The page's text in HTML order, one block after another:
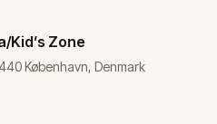
Kid’s Zone
København, Denmark